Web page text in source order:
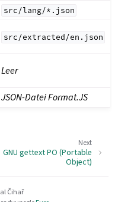
src/lang/*.json
src/extracted/en.json
Leer
JSON-Datei Format.JS
Next
GNU gettext PO (Portable
Object)
Čihař